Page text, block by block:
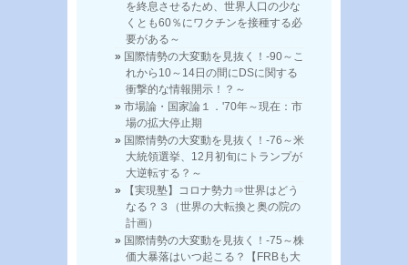
を終息させるため、世界人口の少な
くとも60％にワクチンを接種する必
要がある～
国際情勢の大変動を見抜く！-90～こ
れから10～14日の間にDSに関する
衝撃的な情報開示！？～
市場論・国家論１．'70年～現在：市
場の拡大停止期
国際情勢の大変動を見抜く！-76～米
大統領選挙、12月初旬にトランプが
大逆転する？～
【実現塾】コロナ勢力⇒世界はどう
なる？３（世界の大転換と奥の院の
計画）
国際情勢の大変動を見抜く！-75～株
価大暴落はいつ起こる？【FRBも大